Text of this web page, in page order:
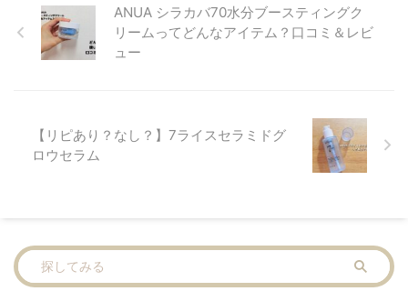
ANUA シラカバ70水分ブースティングク
リームってどんなアイテム？口コミ＆レビ
ュー
【リピあり？なし？】7ライスセラミドグ
ロウセラム